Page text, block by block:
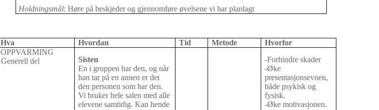
Holdningsmål: Høre på beskjeder og gjennomføre øvelsene vi har planlagt
Hva Hvordan Tid Metode
Hvorfor
OPPVARMING
Generell del
Sisten
En i gruppen har den, og når
han tar på en annen er det
den personen som har den.
Vi bruker hele salen med alle
elevene samtidig. Kan hende
-Forhindre skader
-Øke
presentasjonsevnen,
både psykisk og
fysisk.
-Øke motivasjonen.